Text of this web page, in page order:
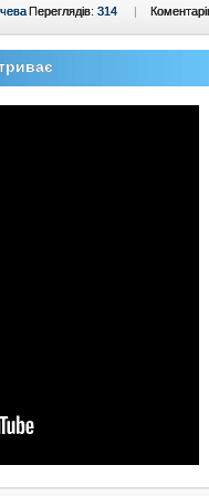
Переглядів: 314 |